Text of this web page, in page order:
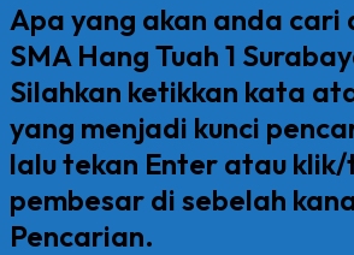
Apa yang akan anda cari
SMA Hang Tuah 1
Silahkan ketikkan kata
yang menjadi kunci
lalu tekan Enter atau
pembesar di sebelah
Pencarian.